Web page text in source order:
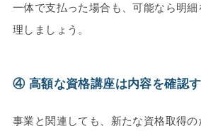
一体で支払った場合も、可能なら明
理しましょう。
④ 高額な資格講座は内容を確認
事業と関連しても、新たな資格取得